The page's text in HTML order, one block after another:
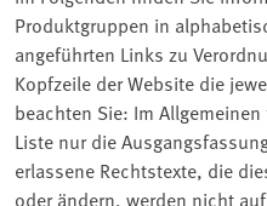
Produktgruppen in
angeführten Links zu
Kopfzeile der Website die
beachten Sie: Im
Liste nur die
erlassene Rechtstexte, die
oder ändern, werden nicht